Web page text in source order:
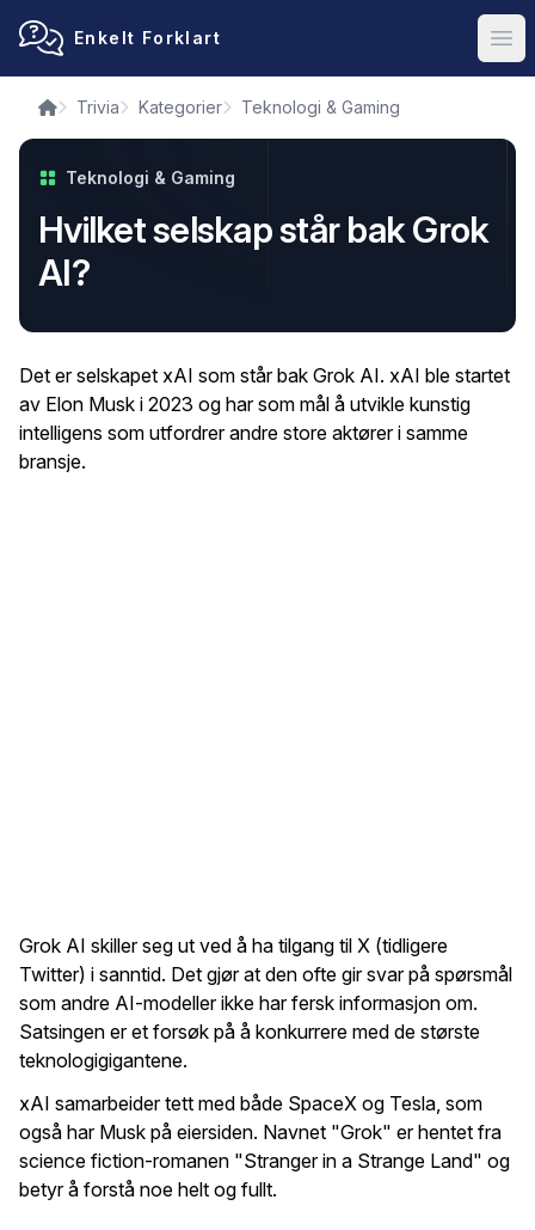
Enkelt Forklart
Trivia Kategorier Teknologi & Gaming
Teknologi & Gaming
Hvilket selskap står bak Grok
AI?
Det er selskapet xAI som står bak Grok AI. xAI ble startet
av Elon Musk i 2023 og har som mål å utvikle kunstig
intelligens som utfordrer andre store aktører i samme
bransje.
Grok AI skiller seg ut ved å ha tilgang til X (tidligere
Twitter) i sanntid. Det gjør at den ofte gir svar på spørsmål
som andre AI-modeller ikke har fersk informasjon om.
Satsingen er et forsøk på å konkurrere med de største
teknologigigantene.
xAI samarbeider tett med både SpaceX og Tesla, som
også har Musk på eiersiden. Navnet "Grok" er hentet fra
science fiction-romanen "Stranger in a Strange Land" og
betyr å forstå noe helt og fullt.